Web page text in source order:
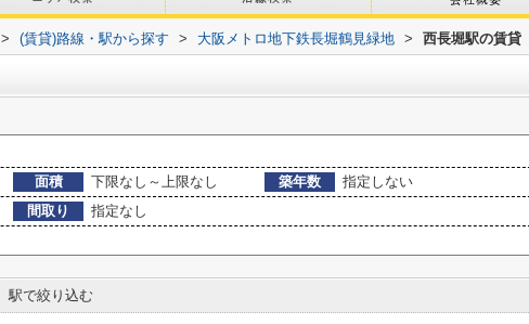
> (賃貸)路線・駅から探す > 大阪メトロ地下鉄長堀鶴見緑地 > 西長堀駅の賃貸
面積 下限なし～上限なし 築年数
指定しない
間取り
指定なし
駅で絞り込む